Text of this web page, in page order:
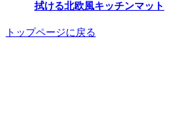
拭ける北欧風キッチンマット
トップページに戻る